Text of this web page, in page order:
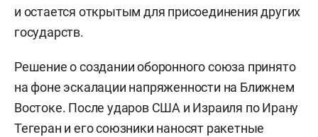
и остается открытым для присоединения других
государств.
Решение о создании оборонного союза принято
на фоне эскалации напряженности на Ближнем
Востоке. После ударов США и Израиля по Ирану
Тегеран и его союзники наносят ракетные